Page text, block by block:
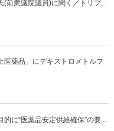
(前衆議院議員)に聞く／トリプ...
医薬品」にデキストロメトルフ
に“医薬品安定供給確保”の要...